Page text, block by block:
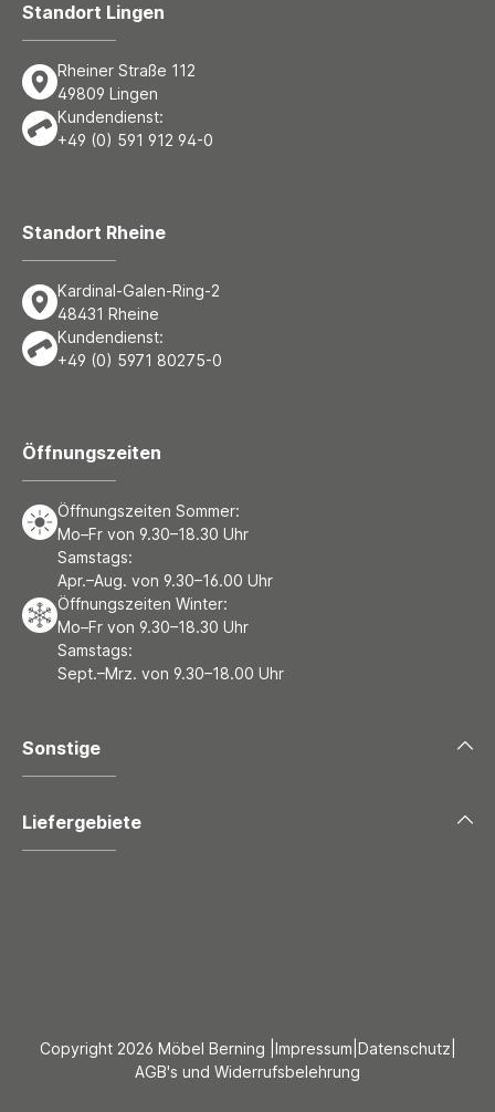
Standort Lingen
Rheiner Straße 112
49809 Lingen
Kundendienst:
+49 (0) 591 912 94-0
Standort Rheine
Kardinal-Galen-Ring-2
48431 Rheine
Kundendienst:
+49 (0) 5971 80275-0
Öffnungszeiten
Öffnungszeiten Sommer:
Mo–Fr von 9.30–18.30 Uhr
Samstags:
Apr.–Aug. von 9.30–16.00 Uhr
Öffnungszeiten Winter:
Mo–Fr von 9.30–18.30 Uhr
Samstags:
Sept.–Mrz. von 9.30–18.00 Uhr
Sonstige
Liefergebiete
Copyright 2026 Möbel Berning | Impressum Datenschutz
AGB's und Widerrufsbelehrung